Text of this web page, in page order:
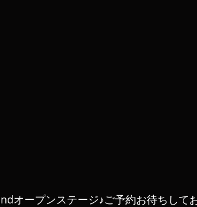
オープンステージ♪ご予約お待ちして